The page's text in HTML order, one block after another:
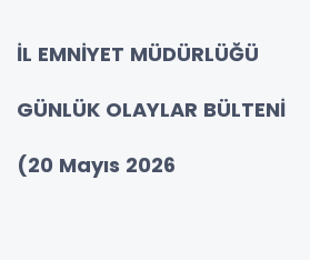
İL EMNİYET MÜDÜRLÜĞÜ
GÜNLÜK OLAYLAR BÜLTENİ
(20 Mayıs 2026